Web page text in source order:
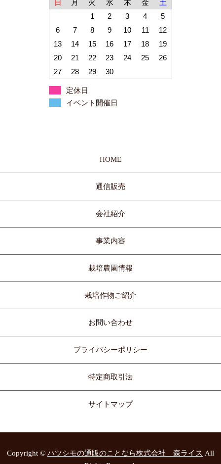
日
月 火 水 木 金
土
1
2 3 4
5
6
7 8 9 10 11
12
13
14 15 16 17 18
19
20
21 22 23 24 25
26
27
28 29 30
定休日
イベント開催日
HOME
通信販売
会社紹介
事業内容
栽培農園情報
栽培作物ご紹介
お問い合わせ
プライバシーポリシー
特定商取引法
サイトマップ
Copyright © ハツシモの通販のことなら株式会社 森ライス All